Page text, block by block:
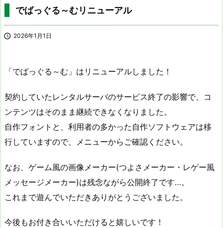
でばっぐる～むリニューアル
 2026年1月1日
「でばっぐる～む」はリニューアルしました！
契約していたレンタルサーバのサービス終了の影響で、コ
ンテンツはそのまま継続できなくなりました。
自作フォントと、利用者の多かった自作ソフトウェアは移
行していますので、メニューからご確認ください。
なお、ゲーム風の画像メーカー(つよさメーカー・レゲー風
メッセージメーカー)は残念ながら公開終了です…。
これまで遊んでいただきありがとうございました。
今後もお付き合いいただけると嬉しいです！